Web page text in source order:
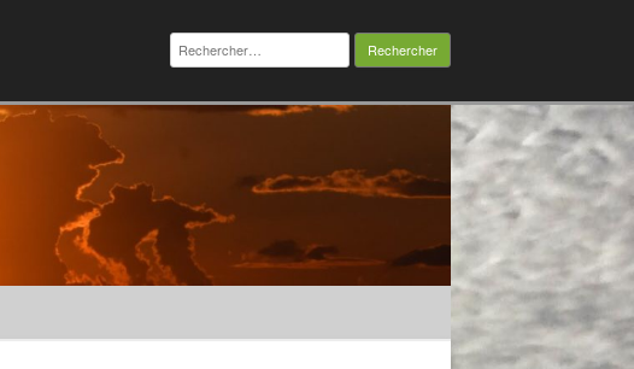
Rechercher :